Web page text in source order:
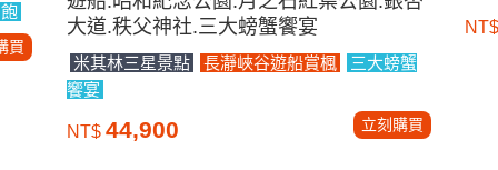
買
大道.秩父神社.三大螃蟹饗宴
米其林三星景點 長瀞峽谷遊船賞楓
三大螃蟹
饗宴
NT$ 44,900 立刻購買
NT$